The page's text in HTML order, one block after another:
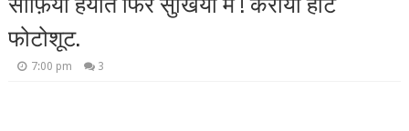
फोटोशूट.
7:00 pm 3